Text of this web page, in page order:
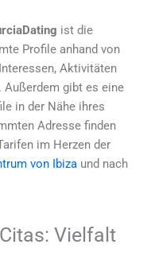
ist die
Profile anhand von
Aktivitäten
gibt es eine
in der Nähe ihres
Adresse finden
im Herzen der
von Ibiza und nach
Vielfalt